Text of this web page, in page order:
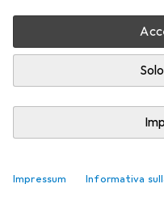
Impressum Informativa
Non c'è proprio
Martin Jungfer71 like
71